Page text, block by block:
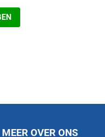
MEER OVER ONS